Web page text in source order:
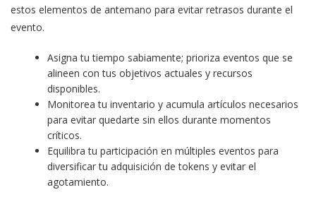
estos elementos de antemano para evitar retrasos durante el
evento.
Asigna tu tiempo sabiamente; prioriza eventos que se
alineen con tus objetivos actuales y recursos
disponibles.
Monitorea tu inventario y acumula artículos necesarios
para evitar quedarte sin ellos durante momentos
críticos.
Equilibra tu participación en múltiples eventos para
diversificar tu adquisición de tokens y evitar el
agotamiento.